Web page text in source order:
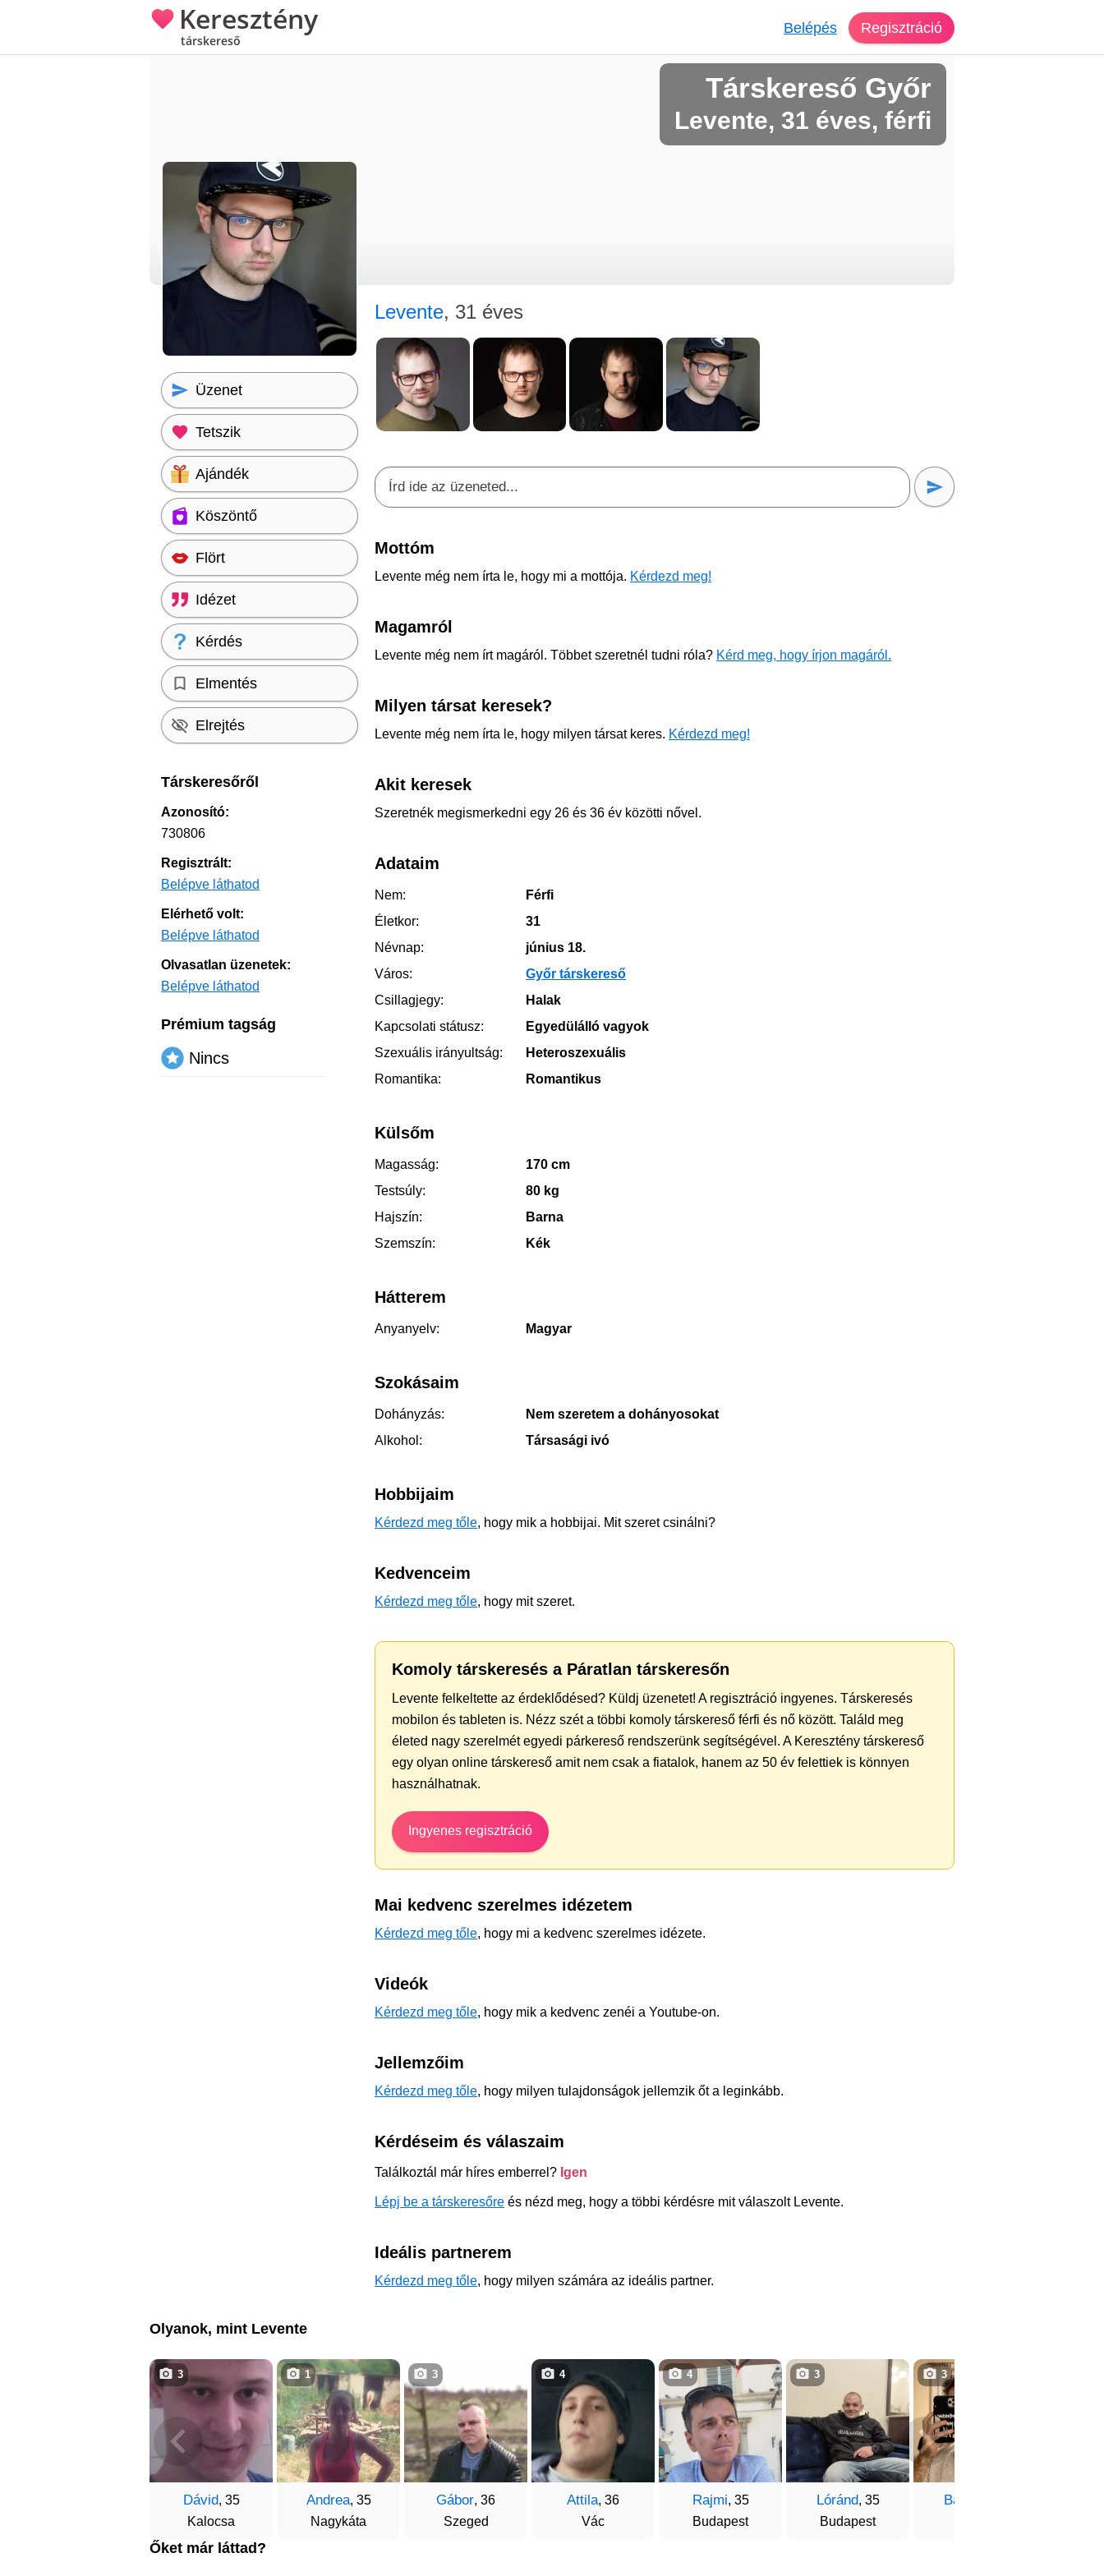
Keresztény
társkereső
Belépés Regisztráció
Társkereső Győr
Levente, 31 éves, férfi
Levente, 31 éves
Mottóm
Levente még nem írta le, hogy mi a mottója. Kérdezd meg!
Magamról
Levente még nem írt magáról. Többet szeretnél tudni róla? Kérd meg, hogy írjon magáról.
Milyen társat keresek?
Levente még nem írta le, hogy milyen társat keres. Kérdezd meg!
Akit keresek
Szeretnék megismerkedni egy 26 és 36 év közötti nővel.
Adataim
Nem:
Férfi
Életkor:
31
Névnap:
június 18.
Város:
Győr társkereső
Csillagjegy:
Halak
Kapcsolati státusz:
Egyedülálló vagyok
Szexuális irányultság:
Heteroszexuális
Romantika:
Romantikus
Külsőm
Magasság:
170 cm
Testsúly:
80 kg
Hajszín:
Barna
Szemszín:
Kék
Hátterem
Anyanyelv: Magyar
Szokásaim
Dohányzás:
Nem szeretem a dohányosokat
Alkohol:
Társasági ivó
Hobbijaim
Kérdezd meg tőle, hogy mik a hobbijai. Mit szeret csinálni?
Kedvenceim
Kérdezd meg tőle, hogy mit szeret.
Komoly társkeresés a Páratlan társkeresőn
Levente felkeltette az érdeklődésed? Küldj üzenetet! A regisztráció ingyenes. Társkeresés
mobilon és tableten is. Nézz szét a többi komoly társkereső férfi és nő között. Találd meg
életed nagy szerelmét egyedi párkereső rendszerünk segítségével. A Keresztény társkereső
egy olyan online társkereső amit nem csak a fiatalok, hanem az 50 év felettiek is könnyen
használhatnak.
Ingyenes regisztráció
Mai kedvenc szerelmes idézetem
Kérdezd meg tőle, hogy mi a kedvenc szerelmes idézete.
Videók
Kérdezd meg tőle, hogy mik a kedvenc zenéi a Youtube-on.
Jellemzőim
Kérdezd meg tőle, hogy milyen tulajdonságok jellemzik őt a leginkább.
Kérdéseim és válaszaim
Találkoztál már híres emberrel? Igen
Lépj be a társkeresőre és nézd meg, hogy a többi kérdésre mit válaszolt Levente.
Ideális partnerem
Kérdezd meg tőle, hogy milyen számára az ideális partner.
Üzenet
Tetszik
Ajándék
Köszöntő
Flört
Idézet
Kérdés
Elmentés
Elrejtés
Társkeresőről
Azonosító:
730806
Regisztrált:
Belépve láthatod
Elérhető volt:
Belépve láthatod
Olvasatlan üzenetek:
Belépve láthatod
Prémium tagság
Nincs
Olyanok, mint Levente
Dávid, 35
Kalocsa
3
Andrea, 35
Nagykáta
1
Gábor, 36
Szeged
3
Attila, 36
Vác
4
Rajmi, 35
Budapest
4
Lóránd, 35
Budapest
3
Balázs
3
Őket már láttad?